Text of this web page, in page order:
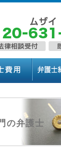
の弁護士